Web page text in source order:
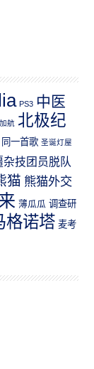
PS3 中医
加航 北极纪
同一首歌 圣诞灯屋
杂技团员脱队
猫 熊猫外交
薄瓜瓜 调查研
格诺塔 麦考